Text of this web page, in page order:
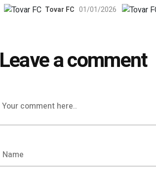
Tovar FC 01/01/2026
Leave a comment